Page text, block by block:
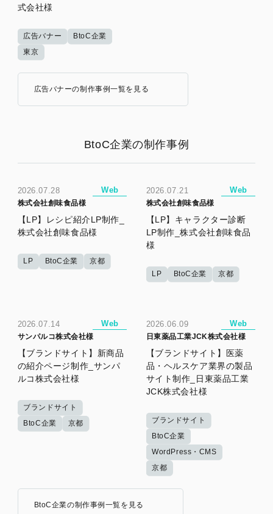
式会社様
広告バナー
BtoC企業
東京
広告バナーの制作事例一覧を見る
BtoC企業の制作事例
2026.07.28 Web
株式会社創味食品様
【LP】レシピ紹介LP制作_
株式会社創味食品様
LP BtoC企業 京都
2026.07.21 Web
株式会社創味食品様
【LP】キャラクター診断
LP制作_株式会社創味食品
様
LP BtoC企業 京都
2026.07.14 Web
サンパルコ株式会社様
【ブランドサイト】新商品
の紹介ページ制作_サンパ
ルコ株式会社様
ブランドサイト
BtoC企業
京都
2026.06.09 Web
日東薬品工業JCK株式会社様
【ブランドサイト】医薬
品・ヘルスケア業界の製品
サイト制作_日東薬品工業
JCK株式会社様
ブランドサイト
BtoC企業
WordPress・CMS
京都
BtoC企業の制作事例一覧を見る